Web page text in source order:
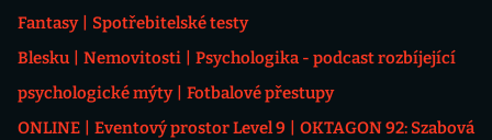
Fantasy
Spotřebitelské testy
Blesku
Nemovitosti
Psychologika - podcast rozbíjející
psychologické mýty
Fotbalové přestupy
ONLINE
Eventový prostor Level 9
OKTAGON 92: Szabová